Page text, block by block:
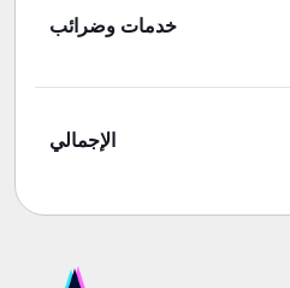
خدمات وضرائب
الإجمالي